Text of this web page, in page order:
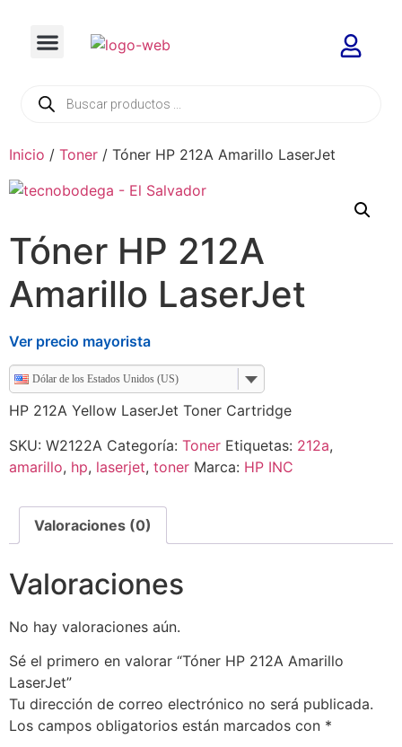
Inicio / Toner / Tóner HP 212A Amarillo LaserJet
Tóner HP 212A
Amarillo LaserJet
Ver precio mayorista
Dólar de los Estados Unidos (US)
HP 212A Yellow LaserJet Toner Cartridge
SKU: W2122A Categoría: Toner Etiquetas: 212a,
amarillo, hp, laserjet, toner Marca: HP INC
Valoraciones (0)
Valoraciones
No hay valoraciones aún.
Sé el primero en valorar “Tóner HP 212A Amarillo
LaserJet”
Tu dirección de correo electrónico no será publicada.
Los campos obligatorios están marcados con *